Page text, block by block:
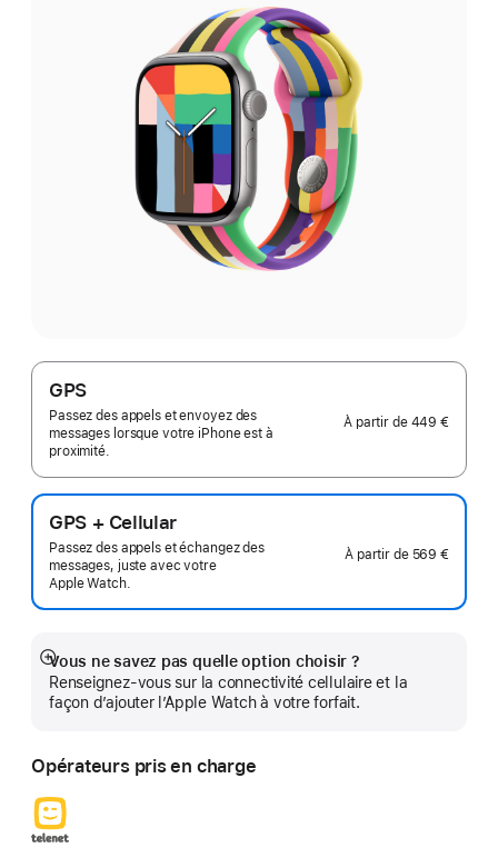
GPS
Passez des appels et envoyez des
messages lorsque votre iPhone est à
proximité.
À partir de 449 €
GPS + Cellular
Passez des appels et échangez des
messages, juste avec votre
Apple Watch.
À partir de 569 €
Vous ne savez pas quelle option choisir ?
Renseignez-vous sur la connectivité cellulaire et la
façon d’ajouter l’Apple Watch à votre forfait.
Afficher
plus
Opérateurs pris en charge